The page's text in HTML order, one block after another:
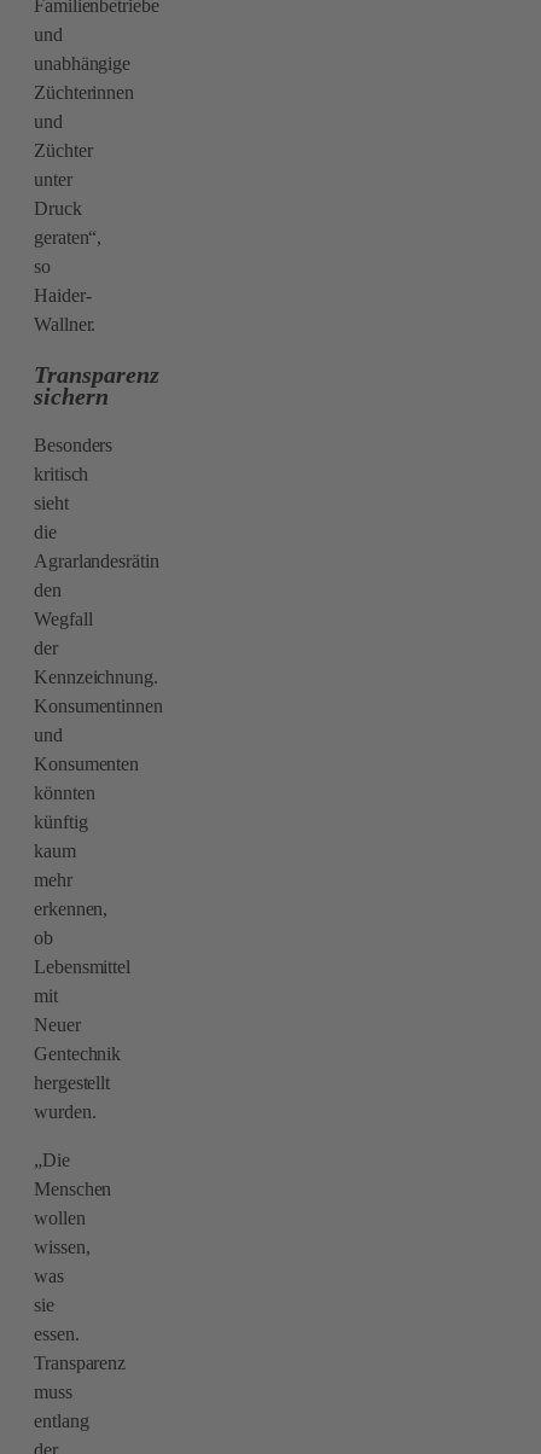
Familienbetriebe
und
unabhängige
Züchterinnen
und
Züchter
unter
Druck
geraten“,
so
Haider-
Wallner.
Transparenz
sichern
Besonders
kritisch
sieht
die
Agrarlandesrätin
den
Wegfall
der
Kennzeichnung.
Konsumentinnen
und
Konsumenten
könnten
künftig
kaum
mehr
erkennen,
ob
Lebensmittel
mit
Neuer
Gentechnik
hergestellt
wurden.
„Die
Menschen
wollen
wissen,
was
sie
essen.
Transparenz
muss
entlang